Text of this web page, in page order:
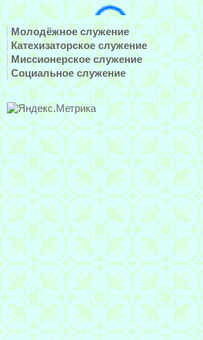
Молодёжное служение
Катехизаторское служение
Миссионерское служение
Социальное служение